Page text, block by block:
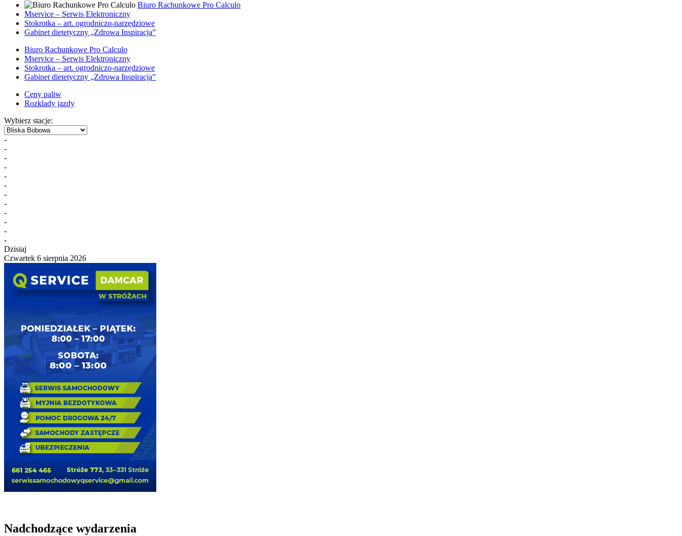
Biuro Rachunkowe Pro Calculo
Mservice – Serwis Elektroniczny
Stokrotka – art. ogrodniczo-narzędziowe
Gabinet dietetyczny „Zdrowa Inspiracja”
Biuro Rachunkowe Pro Calculo
Mservice – Serwis Elektroniczny
Stokrotka – art. ogrodniczo-narzędziowe
Gabinet dietetyczny „Zdrowa Inspiracja”
Ceny paliw
Rozklady jazdy
Wybierz stacje:
-
-
-
-
-
-
-
-
-
-
-
-
Dzisiaj
Czwartek 6 sierpnia 2026
Nadchodzące wydarzenia